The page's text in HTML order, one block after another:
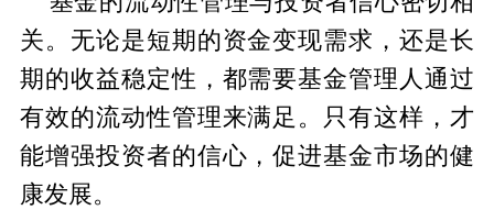
关。无论是短期的资金变现需求，还是长
期的收益稳定性，都需要基金管理人通过
有效的流动性管理来满足。只有这样，才
能增强投资者的信心，促进基金市场的健
康发展。